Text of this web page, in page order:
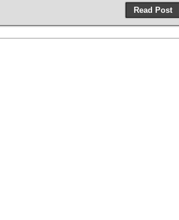
Read Post